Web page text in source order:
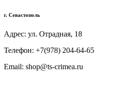
г. Севастополь
Адрес: ул. Отрадная, 18
Телефон: +7(978) 204-64-65
Email: shop@ts-crimea.ru